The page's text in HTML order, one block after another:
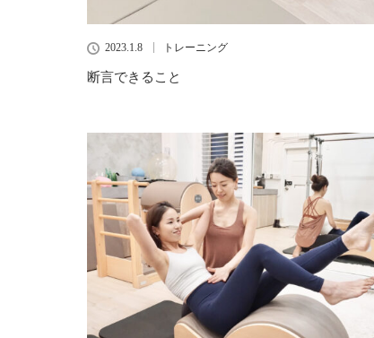
2023.1.8 トレーニング
断言できること